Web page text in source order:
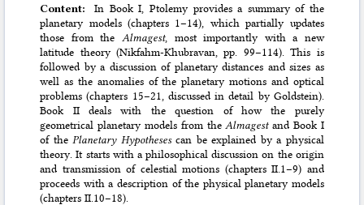
Content:In Book I, Ptolemy provides a summary of the
planetary models (chapters 1–14), which partially updates
those from the Almagest, most importantly with a new
latitude theory (Nikfahm-Khubravan, pp. 99–114). This is
followed by a discussion of planetary distances and sizes as
well as the anomalies of the planetary motions and optical
problems (chapters 15–21, discussed in detail by Goldstein).
Book II deals with the question of how the purely
geometrical planetary models from the Almagestand Book I
of the Planetary Hypothesescan be explained by a physical
theory. It starts with a philosophical discussion on the origin
and transmission of celestial motions (chapters II.1–9) and
proceeds with a description of the physical planetary models
(chapters II.10–18).